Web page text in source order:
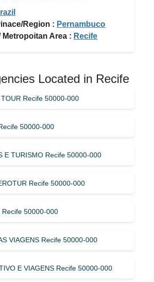
Region : Pernambuco
Metropoitan Area : Recife
Located in Recife
TOUR Recife 50000-000
50000-000
E TURISMO Recife 50000-000
Recife 50000-000
Recife 50000-000
VIAGENS Recife 50000-000
E VIAGENS Recife 50000-000